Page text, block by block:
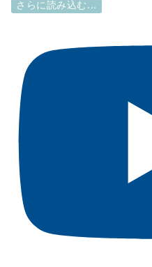
さらに読み込む...